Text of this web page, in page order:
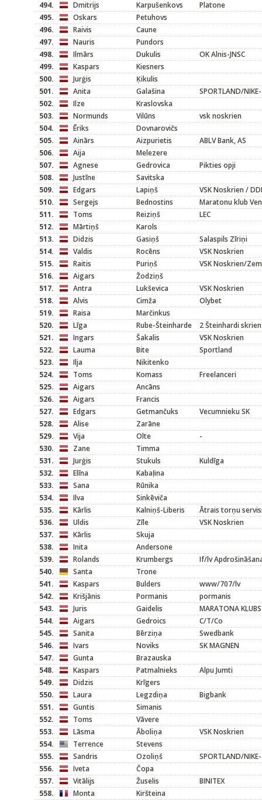
494. Dmitrijs Karpušenkovs
Platone
495.
Oskars
Petuhovs
496.
Raivis
Caune
497.
Nauris
Pundors
498.
Ilmārs Dukulis
OK Alnis-JNSC
499.
Kaspars
Kiesners
500.
Jurģis
Ķikulis
501.
Anita Galašina
SPORTLAND/
502.
Ilze
Kraslovska
503.
Normunds Vilūns
vsk noskrien
504.
Ēriks
Dovnarovičs
505.
Ainārs Aizpurietis
ABLV Bank, AS
506.
Aija
Melezere
507.
Agnese Gedrovica
Pikties opji
508.
Justīne
Savitska
509.
Edgars Lapiņš
VSK Noskrien /
510.
Sergejs Bednostins
Maratonu klub
511.
Toms Reiziņš
LEC
512.
Mārtiņš
Karols
513.
Didzis Gasiņš
Salaspils Zīriņi
514.
Valdis Rocēns
VSK Noskrien
515.
Raitis Puriņš
VSK Noskrien/
516.
Aigars
Žodziņš
517.
Antra Lukševica
VSK Noskrien
518.
Alvis Cimža
Olybet
519.
Raisa
Marčinkus
520.
Līga Rube-Šteinharde
2 Šteinhardi skrien
521.
Ingars Šakalis
VSK Noskrien
522.
Lauma Bite
Sportland
523.
Ilja
Nikitenko
524.
Toms Komass
Freelanceri
525.
Aigars
Ancāns
526.
Aigars
Francis
527.
Edgars Getmančuks
Vecumnieku SK
528.
Alise
Zarāne
529.
Vija Olte
-
530.
Zane
Timma
531.
Jurģis Stukuls
Kuldīga
532.
Elīna
Kabaļina
533.
Sana
Rūnika
534.
Ilva
Sinkēviča
535.
Kārlis Kalniņš-Liberis
Ātrais torņu
536.
Uldis Zīle
VSK Noskrien
537.
Kārlis
Skuja
538.
Inita
Andersone
539.
Rolands Krumbergs
If/lv
540.
Santa
Trone
541.
Kaspars Bulders
www/707/lv
542.
Krišjānis Pormanis
pormanis
543.
Juris Gaidelis
MARATONA KLUBS
544.
Aigars Gedroics
C/T/Co
545.
Sanita Bērziņa
Swedbank
546.
Ivars Noviks
SK MAGNEN
547.
Gunta
Brazauska
548.
Kaspars Patmalnieks
Alpu Jumti
549.
Didzis
Krīgers
550.
Laura Legzdiņa
Bigbank
551.
Guntis
Simanis
552.
Toms
Vāvere
553.
Lāsma Āboliņa
VSK Noskrien
554.
Terrence
Stevens
555.
Sandris Ozoliņš
SPORTLAND/
556.
Iveta
Čopa
557.
Vitālijs Žuselis
BINITEX
558.
Monta
Kiršteina